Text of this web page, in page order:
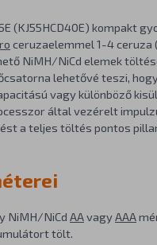
(KJ55HCD40E) kompakt
ceruzaelemmel 1-4 ceruza
NiMH/NiCd elemek
lehetővé teszi,
vagy különböző
által vezérelt
a teljes töltés pontos
NiMH/NiCd AA vagy AAA
tölt.